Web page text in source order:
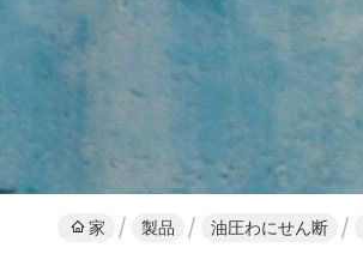
家 製品 油圧わにせん断